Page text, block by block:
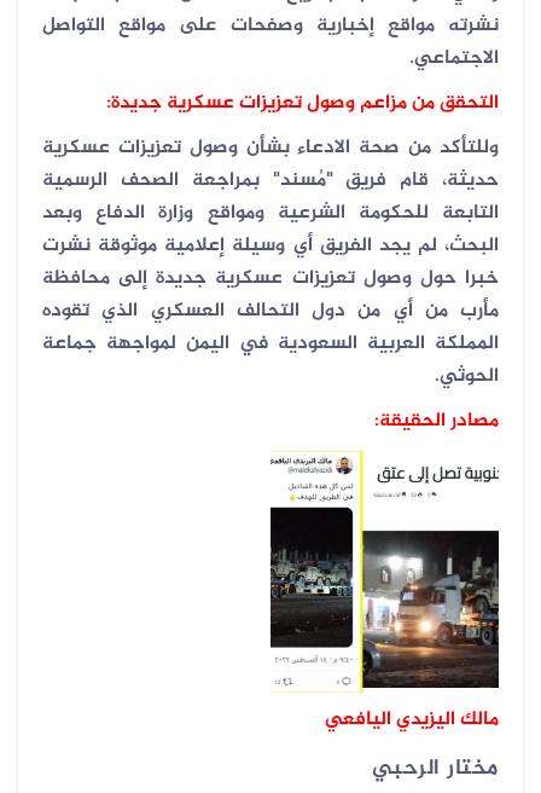
نشرته مواقع إخبارية وصفحات على مواقع التواصل
الاجتماعي.
التحقق من مزاعم وصول تعزيزات عسكرية جديدة:
وللتأكد من صحة الادعاء بشأن وصول تعزيزات عسكرية
حديثة، قام فريق "مُسند" بمراجعة الصحف الرسمية
التابعة للحكومة الشرعية ومواقع وزارة الدفاع وبعد
البحث، لم يجد الفريق أي وسيلة إعلامية موثوقة نشرت
خبرا حول وصول تعزيزات عسكرية جديدة إلى محافظة
مأرب من أي من دول التحالف العسكري الذي تقوده
المملكة العربية السعودية في اليمن لمواجهة جماعة
الحوثي.
مصادر الحقيقة:
مالك اليزيدي اليافعي
مختار الرحبي